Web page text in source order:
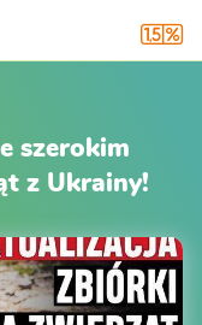
szerokim
z Ukrainy!